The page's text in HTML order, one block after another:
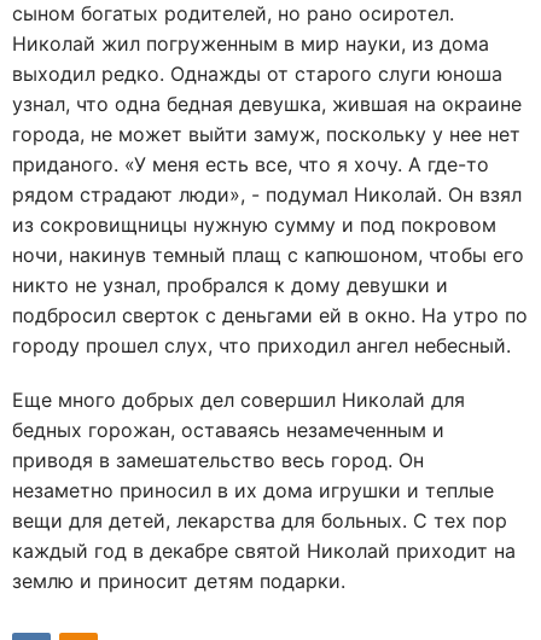
сыном богатых родителей, но рано осиротел.
Николай жил погруженным в мир науки, из дома
выходил редко. Однажды от старого слуги юноша
узнал, что одна бедная девушка, жившая на окраине
города, не может выйти замуж, поскольку у нее нет
приданого. «У меня есть все, что я хочу. А где-то
рядом страдают люди», - подумал Николай. Он взял
из сокровищницы нужную сумму и под покровом
ночи, накинув темный плащ с капюшоном, чтобы его
никто не узнал, пробрался к дому девушки и
подбросил сверток с деньгами ей в окно. На утро по
городу прошел слух, что приходил ангел небесный.
Еще много добрых дел совершил Николай для
бедных горожан, оставаясь незамеченным и
приводя в замешательство весь город. Он
незаметно приносил в их дома игрушки и теплые
вещи для детей, лекарства для больных. С тех пор
каждый год в декабре святой Николай приходит на
землю и приносит детям подарки.